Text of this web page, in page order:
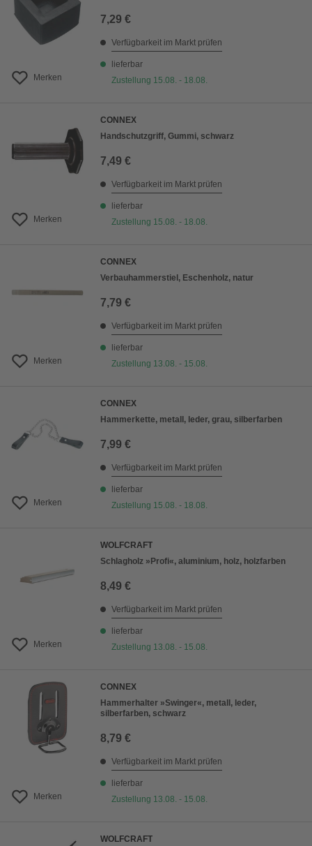
Merken
7,29 €
Verfügbarkeit im Markt prüfen
lieferbar
Zustellung 15.08. - 18.08.
Merken
CONNEX
Handschutzgriff, Gummi, schwarz
7,49 €
Verfügbarkeit im Markt prüfen
lieferbar
Zustellung 15.08. - 18.08.
Merken
CONNEX
Verbauhammerstiel, Eschenholz, natur
7,79 €
Verfügbarkeit im Markt prüfen
lieferbar
Zustellung 13.08. - 15.08.
Merken
CONNEX
Hammerkette, metall, leder, grau, silberfarben
7,99 €
Verfügbarkeit im Markt prüfen
lieferbar
Zustellung 15.08. - 18.08.
Merken
WOLFCRAFT
Schlagholz »Profi«, aluminium, holz, holzfarben
8,49 €
Verfügbarkeit im Markt prüfen
lieferbar
Zustellung 13.08. - 15.08.
Merken
CONNEX
Hammerhalter »Swinger«, metall, leder,
silberfarben, schwarz
8,79 €
Verfügbarkeit im Markt prüfen
lieferbar
Zustellung 13.08. - 15.08.
WOLFCRAFT